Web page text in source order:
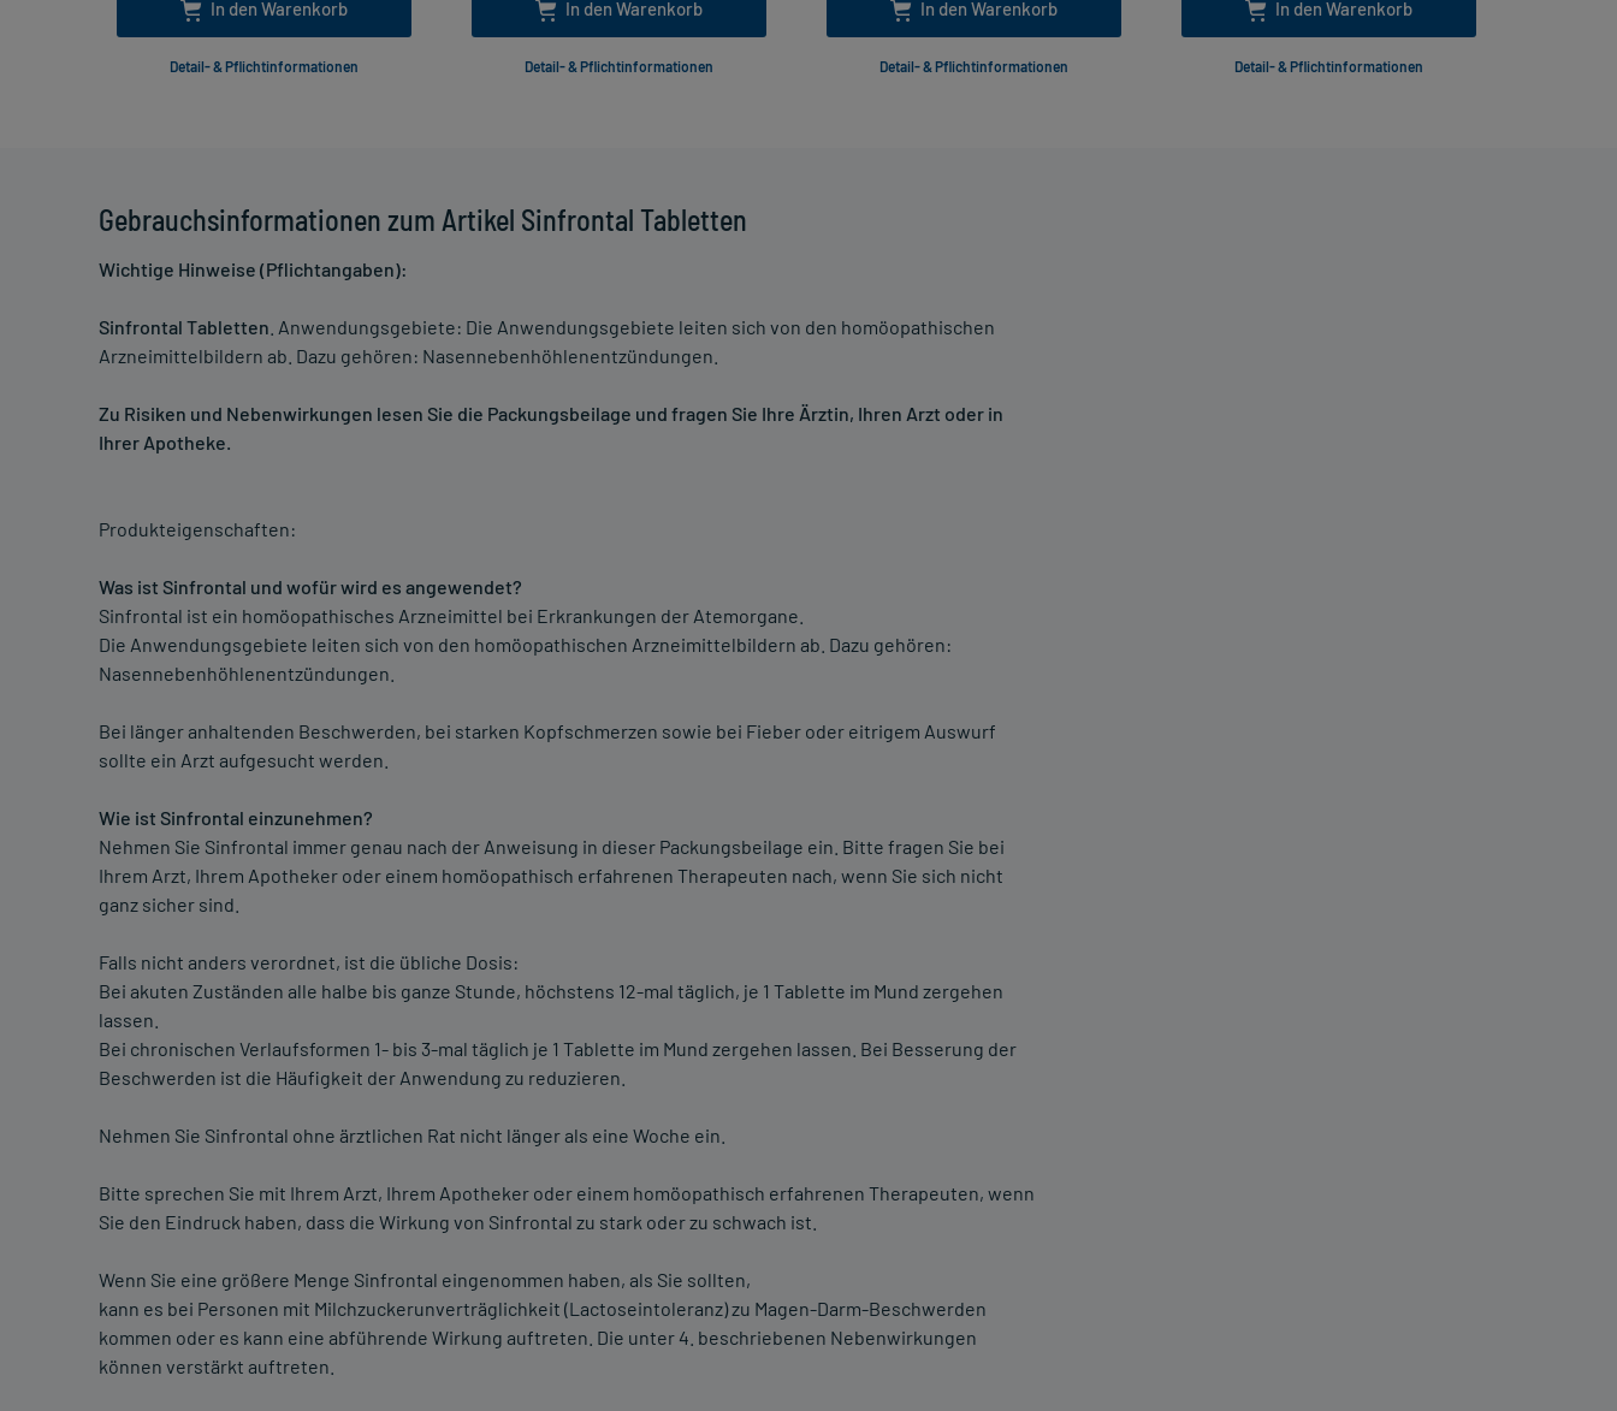
Gebrauchsinformationen zum Artikel Sinfrontal Tabletten
Wichtige Hinweise (Pflichtangaben):
Sinfrontal Tabletten . Anwendungsgebiete: Die Anwendungsgebiete leiten sich von den homöopathischen
Arzneimittelbildern ab. Dazu gehören: Nasennebenhöhlenentzündungen.
Zu Risiken und Nebenwirkungen lesen Sie die Packungsbeilage und fragen Sie Ihre Ärztin, Ihren Arzt oder in
Ihrer Apotheke.
Produkteigenschaften:
Was ist Sinfrontal und wofür wird es angewendet?
Sinfrontal ist ein homöopathisches Arzneimittel bei Erkrankungen der Atemorgane.
Die Anwendungsgebiete leiten sich von den homöopathischen Arzneimittelbildern ab. Dazu gehören:
Nasennebenhöhlenentzündungen.
Bei länger anhaltenden Beschwerden, bei starken Kopfschmerzen sowie bei Fieber oder eitrigem Auswurf
sollte ein Arzt aufgesucht werden.
Wie ist Sinfrontal einzunehmen?
Nehmen Sie Sinfrontal immer genau nach der Anweisung in dieser Packungsbeilage ein. Bitte fragen Sie bei
Ihrem Arzt, Ihrem Apotheker oder einem homöopathisch erfahrenen Therapeuten nach, wenn Sie sich nicht
ganz sicher sind.
Falls nicht anders verordnet, ist die übliche Dosis:
Bei akuten Zuständen alle halbe bis ganze Stunde, höchstens 12-mal täglich, je 1 Tablette im Mund zergehen
lassen.
Bei chronischen Verlaufsformen 1- bis 3-mal täglich je 1 Tablette im Mund zergehen lassen. Bei Besserung der
Beschwerden ist die Häufigkeit der Anwendung zu reduzieren.
Nehmen Sie Sinfrontal ohne ärztlichen Rat nicht länger als eine Woche ein.
Bitte sprechen Sie mit Ihrem Arzt, Ihrem Apotheker oder einem homöopathisch erfahrenen Therapeuten, wenn
Sie den Eindruck haben, dass die Wirkung von Sinfrontal zu stark oder zu schwach ist.
Wenn Sie eine größere Menge Sinfrontal eingenommen haben, als Sie sollten,
kann es bei Personen mit Milchzuckerunverträglichkeit (Lactoseintoleranz) zu Magen-Darm-Beschwerden
kommen oder es kann eine abführende Wirkung auftreten. Die unter 4. beschriebenen Nebenwirkungen
können verstärkt auftreten.
In den Warenkorb
Detail- & Pflichtinformationen
In den Warenkorb
Detail- & Pflichtinformationen
In den Warenkorb
Detail- & Pflichtinformationen
In den Warenkorb
Detail- & Pflichtinformationen